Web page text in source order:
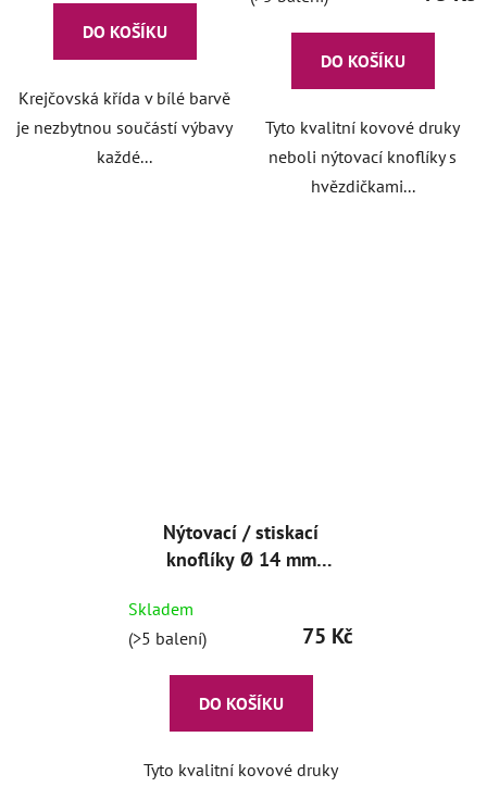
DO KOŠÍKU
Krejčovská křída v bílé barvě
je nezbytnou součástí výbavy
každé...
DO KOŠÍKU
Tyto kvalitní kovové druky
neboli nýtovací knoflíky s
hvězdičkami...
Nýtovací / stiskací
knoflíky Ø 14 mm
Skladem
(>5 balení)
75 Kč
DO KOŠÍKU
Tyto kvalitní kovové druky